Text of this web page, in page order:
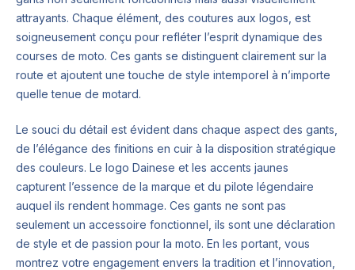
attrayants. Chaque élément, des coutures aux logos, est
soigneusement conçu pour refléter l’esprit dynamique des
courses de moto. Ces gants se distinguent clairement sur la
route et ajoutent une touche de style intemporel à n’importe
quelle tenue de motard.
Le souci du détail est évident dans chaque aspect des gants,
de l’élégance des finitions en cuir à la disposition stratégique
des couleurs. Le logo Dainese et les accents jaunes
capturent l’essence de la marque et du pilote légendaire
auquel ils rendent hommage. Ces gants ne sont pas
seulement un accessoire fonctionnel, ils sont une déclaration
de style et de passion pour la moto. En les portant, vous
montrez votre engagement envers la tradition et l’innovation,